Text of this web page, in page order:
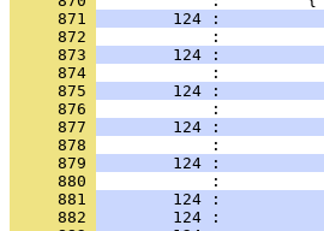
     871
124 :
     872
     873
124 :
     874
     875
124 :
     876
     877
124 :
     878
     879
124 :
     880
     881
124 :
     882
124 :